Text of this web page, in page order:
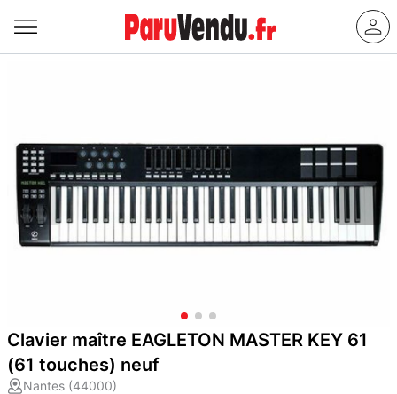
Clavier maître EAGLETON MASTER KEY 61
(61 touches) neuf
Nantes (44000)